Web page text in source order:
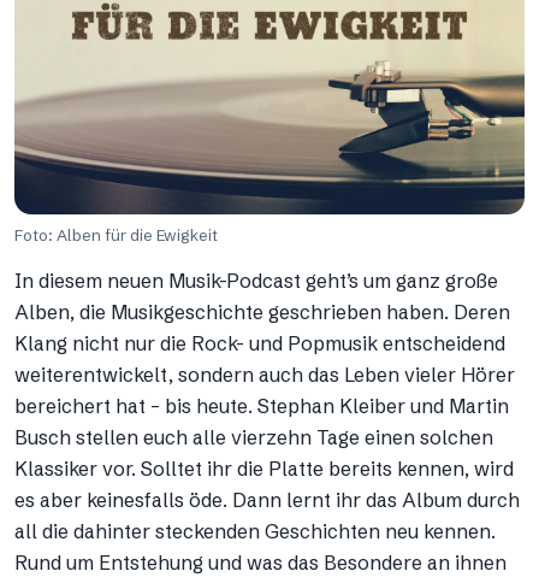
Foto: Alben für die Ewigkeit
In diesem neuen Musik-Podcast geht’s um ganz große
Alben, die Musikgeschichte geschrieben haben. Deren
Klang nicht nur die Rock- und Popmusik entscheidend
weiterentwickelt, sondern auch das Leben vieler Hörer
bereichert hat – bis heute. Stephan Kleiber und Martin
Busch stellen euch alle vierzehn Tage einen solchen
Klassiker vor. Solltet ihr die Platte bereits kennen, wird
es aber keinesfalls öde. Dann lernt ihr das Album durch
all die dahinter steckenden Geschichten neu kennen.
Rund um Entstehung und was das Besondere an ihnen